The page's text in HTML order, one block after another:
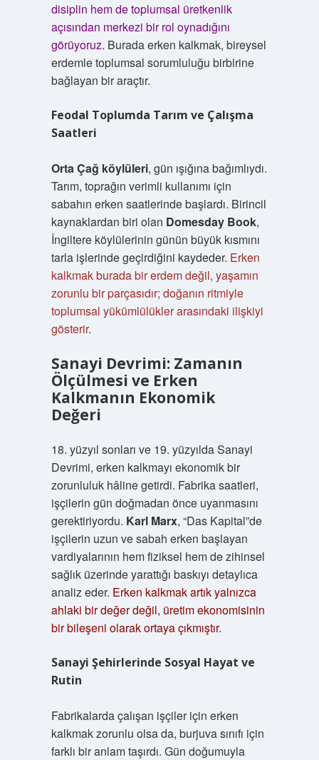
disiplin hem de toplumsal üretkenlik
açısından merkezi bir rol oynadığını
görüyoruz. Burada erken kalkmak, bireysel
erdemle toplumsal sorumluluğu birbirine
bağlayan bir araçtır.
Feodal Toplumda Tarım ve Çalışma
Saatleri
Orta Çağ köylüleri, gün ışığına bağımlıydı.
Tarım, toprağın verimli kullanımı için
sabahın erken saatlerinde başlardı. Birincil
kaynaklardan biri olan Domesday Book,
İngiltere köylülerinin günün büyük kısmını
tarla işlerinde geçirdiğini kaydeder. Erken
kalkmak burada bir erdem değil, yaşamın
zorunlu bir parçasıdır; doğanın ritmiyle
toplumsal yükümlülükler arasındaki ilişkiyi
gösterir.
Sanayi Devrimi: Zamanın
Ölçülmesi ve Erken
Kalkmanın Ekonomik
Değeri
18. yüzyıl sonları ve 19. yüzyılda Sanayi
Devrimi, erken kalkmayı ekonomik bir
zorunluluk hâline getirdi. Fabrika saatleri,
işçilerin gün doğmadan önce uyanmasını
gerektiriyordu. Karl Marx, “Das Kapital”de
işçilerin uzun ve sabah erken başlayan
vardiyalarının hem fiziksel hem de zihinsel
sağlık üzerinde yarattığı baskıyı detaylıca
analiz eder. Erken kalkmak artık yalnızca
ahlaki bir değer değil, üretim ekonomisinin
bir bileşeni olarak ortaya çıkmıştır.
Sanayi Şehirlerinde Sosyal Hayat ve
Rutin
Fabrikalarda çalışan işçiler için erken
kalkmak zorunlu olsa da, burjuva sınıfı için
farklı bir anlam taşırdı. Gün doğumuyla